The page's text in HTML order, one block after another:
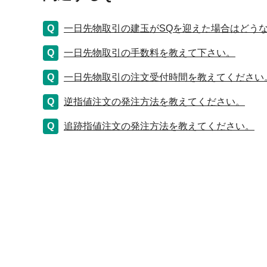
一日先物取引の建玉がSQを迎えた場合はどうな
一日先物取引の手数料を教えて下さい。
一日先物取引の注文受付時間を教えてください
逆指値注文の発注方法を教えてください。
追跡指値注文の発注方法を教えてください。